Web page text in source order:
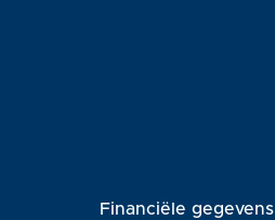
Financiële gegevens